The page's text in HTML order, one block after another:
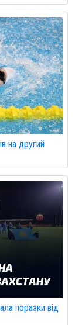
на другий
поразки від